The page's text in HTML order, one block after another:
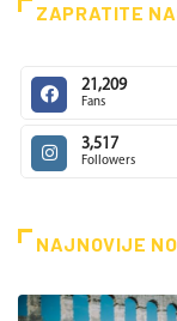
ZAPRATITE
21,209
Fans
3,517
Followers
NAJNOVIJE